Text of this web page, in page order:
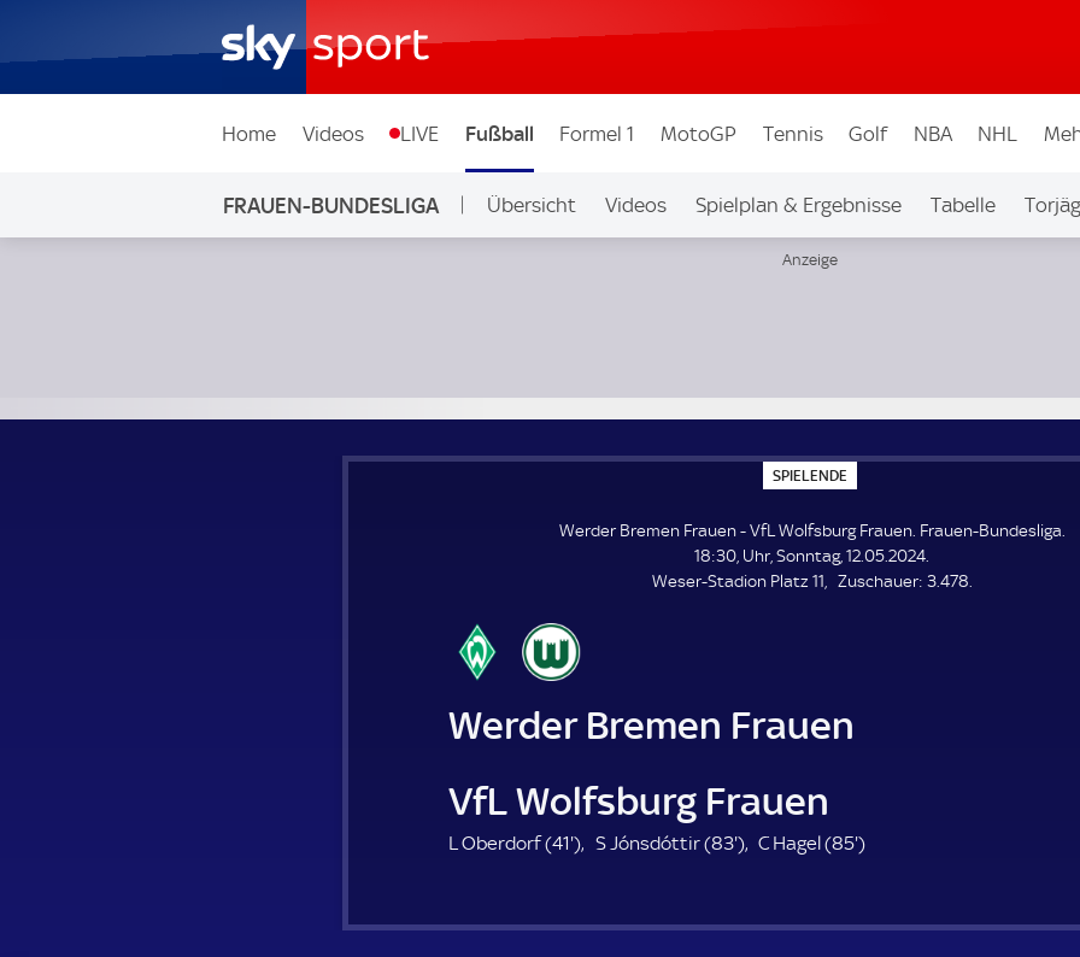
Home Videos LIVE Fußball Formel 1 MotoGP Tennis Golf NBA NHL
FRAUEN-BUNDESLIGA Übersicht Videos Spielplan & Ergebnisse Tabelle
SPIELENDE
P
E
L
E
N
Werder Bremen Frauen - VfL Wolfsburg Frauen. Frauen-Bundesliga.
18:30, Uhr, Sonntag, 12.05.2024.
Weser-Stadion Platz 11
Zuschauer: Z
3.478.
Werder Bremen Frauen
VfL Wolfsburg Frauen
L Oberdorf (41'4
m
) S Jónsdóttir (83'8
m
) C Hagel (85'8
m
)